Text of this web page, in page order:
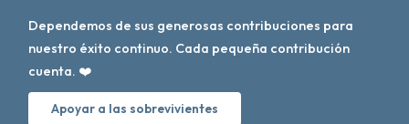
Dependemos de sus generosas contribuciones para
nuestro éxito continuo. Cada pequeña contribución
cuenta. ❤️
Apoyar a las sobrevivientes